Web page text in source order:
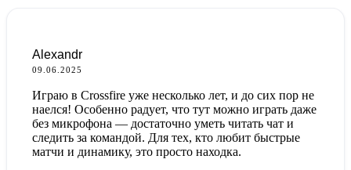
Alexandr
09.06.2025
Играю в Crossfire уже несколько лет, и до сих пор не
наелся! Особенно радует, что тут можно играть даже
без микрофона — достаточно уметь читать чат и
следить за командой. Для тех, кто любит быстрые
матчи и динамику, это просто находка.